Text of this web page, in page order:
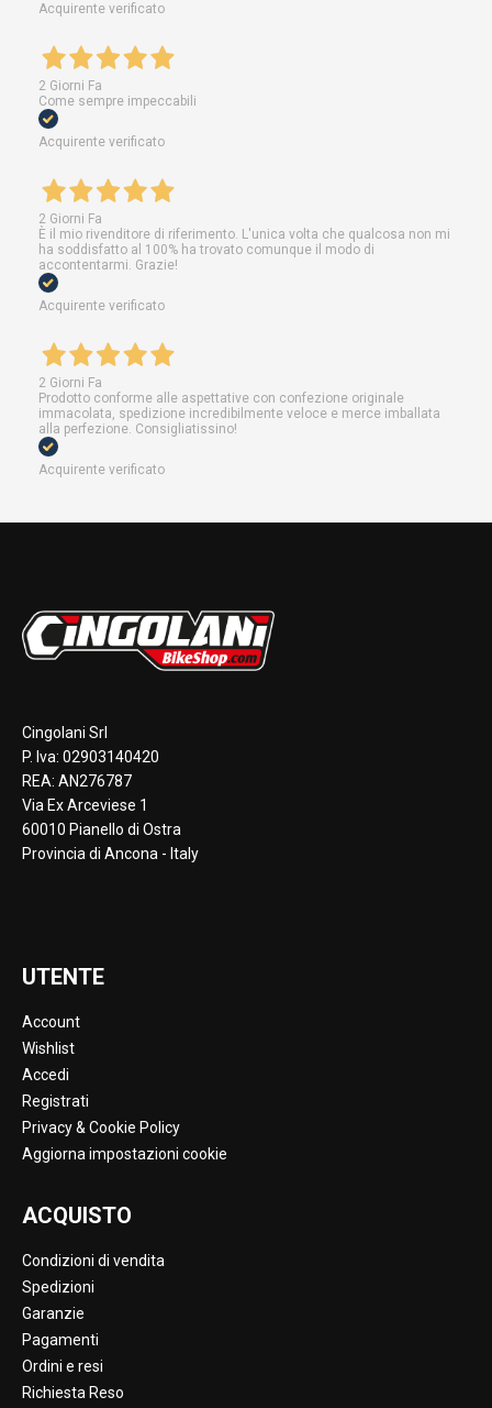
Acquirente verificato
2 Giorni Fa
Come sempre impeccabili
Acquirente verificato
2 Giorni Fa
È il mio rivenditore di riferimento. L'unica volta che qualcosa non mi
ha soddisfatto al 100% ha trovato comunque il modo di
accontentarmi. Grazie!
Acquirente verificato
2 Giorni Fa
Prodotto conforme alle aspettative con confezione originale
immacolata, spedizione incredibilmente veloce e merce imballata
alla perfezione. Consigliatissino!
Acquirente verificato
Cingolani Srl
P. Iva: 02903140420
REA: AN276787
Via Ex Arceviese 1
60010 Pianello di Ostra
Provincia di Ancona - Italy
UTENTE
Account
Wishlist
Accedi
Registrati
Privacy & Cookie Policy
Aggiorna impostazioni cookie
ACQUISTO
Condizioni di vendita
Spedizioni
Garanzie
Pagamenti
Ordini e resi
Richiesta Reso